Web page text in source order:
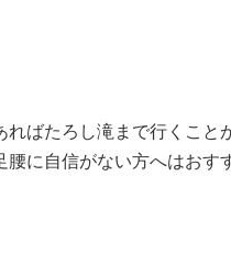
ばたろし滝まで行くこと
に自信がない方へはおす